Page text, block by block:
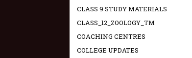
CLASS 9 STUDY MATERIALS
CLASS_12_ZOOLOGY_TM
COACHING CENTRES
COLLEGE UPDATES